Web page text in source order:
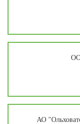
АО